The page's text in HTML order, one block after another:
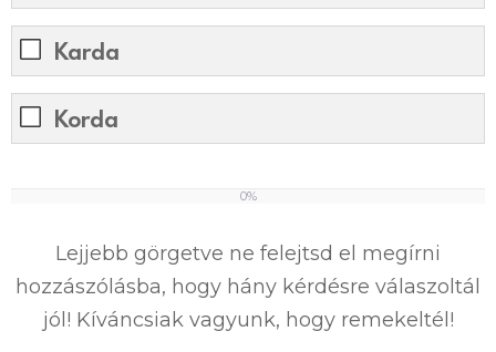
Karda
Korda
0%
Lejjebb görgetve ne felejtsd el megírni
hozzászólásba, hogy hány kérdésre válaszoltál
jól! Kíváncsiak vagyunk, hogy remekeltél!